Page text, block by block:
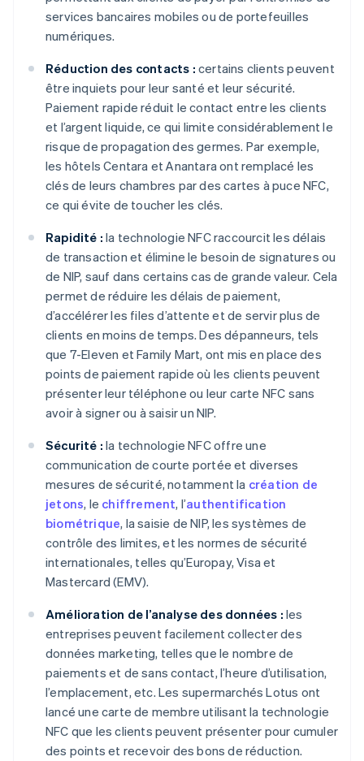
services bancaires mobiles ou de portefeuilles
numériques.
Réduction des contacts : certains clients peuvent
être inquiets pour leur santé et leur sécurité.
Paiement rapide réduit le contact entre les clients
et l’argent liquide, ce qui limite considérablement le
risque de propagation des germes. Par exemple,
les hôtels Centara et Anantara ont remplacé les
clés de leurs chambres par des cartes à puce NFC,
ce qui évite de toucher les clés.
Rapidité : la technologie NFC raccourcit les délais
de transaction et élimine le besoin de signatures ou
de NIP, sauf dans certains cas de grande valeur. Cela
permet de réduire les délais de paiement,
d’accélérer les files d’attente et de servir plus de
clients en moins de temps. Des dépanneurs, tels
que 7-Eleven et Family Mart, ont mis en place des
points de paiement rapide où les clients peuvent
présenter leur téléphone ou leur carte NFC sans
avoir à signer ou à saisir un NIP.
Sécurité : la technologie NFC offre une
communication de courte portée et diverses
mesures de sécurité, notamment la création de
jetons, le chiffrement, l’authentification
biométrique, la saisie de NIP, les systèmes de
contrôle des limites, et les normes de sécurité
internationales, telles qu’Europay, Visa et
Mastercard (EMV).
Amélioration de l’analyse des données : les
entreprises peuvent facilement collecter des
données marketing, telles que le nombre de
paiements et de sans contact, l’heure d’utilisation,
l’emplacement, etc. Les supermarchés Lotus ont
lancé une carte de membre utilisant la technologie
NFC que les clients peuvent présenter pour cumuler
des points et recevoir des bons de réduction.